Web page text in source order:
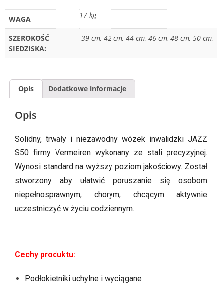
WAGA 17 kg
SZEROKOŚĆ
SIEDZISKA:
39 cm, 42 cm, 44 cm, 46 cm, 48 cm, 50 cm,
Opis Dodatkowe informacje
Opis
Solidny, trwały i niezawodny wózek inwalidzki JAZZ
S50 firmy Vermeiren wykonany ze stali precyzyjnej.
Wynosi standard na wyższy poziom jakościowy. Został
stworzony aby ułatwić poruszanie się osobom
niepełnosprawnym, chorym, chcącym aktywnie
uczestniczyć w życiu codziennym.
Cechy produktu:
Podłokietniki uchylne i wyciągane